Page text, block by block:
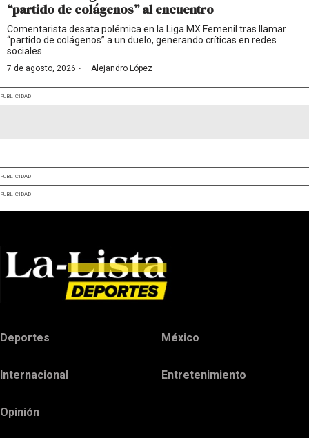
“partido de colágenos” al encuentro
Comentarista desata polémica en la Liga MX Femenil tras llamar
“partido de colágenos” a un duelo, generando críticas en redes
sociales.
7 de agosto, 2026 · Alejandro López
PUBLICIDAD
PUBLICIDAD
PUBLICIDAD
Deportes México
Internacional Entretenimiento
Opinión